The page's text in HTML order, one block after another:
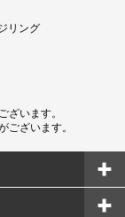
リング
います。
ざいます。